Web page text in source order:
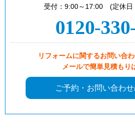
受付：9:00～17:00 (定休日
0120-
リフォームに関するお問い合
メールで簡単見積もり
ご予約・お問い合わ